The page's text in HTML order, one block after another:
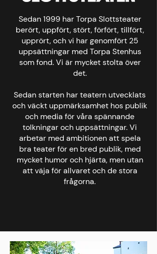
Sedan 1999 har Torpa Slottsteater
berört, uppfört, stört, förfört, tillfört,
upprört, och vi har genomfört 25
uppsättningar med Torpa Stenhus
som fond. Vi är mycket stolta över
det.
Sedan starten har teatern utvecklats
och väckt uppmärksamhet hos publik
och media för våra spännande
tolkningar och uppsättningar. Vi
arbetar med ambitionen att spela
bra teater för en bred publik, med
mycket humor och hjärta, men utan
att väja för allvaret och de stora
frågorna.